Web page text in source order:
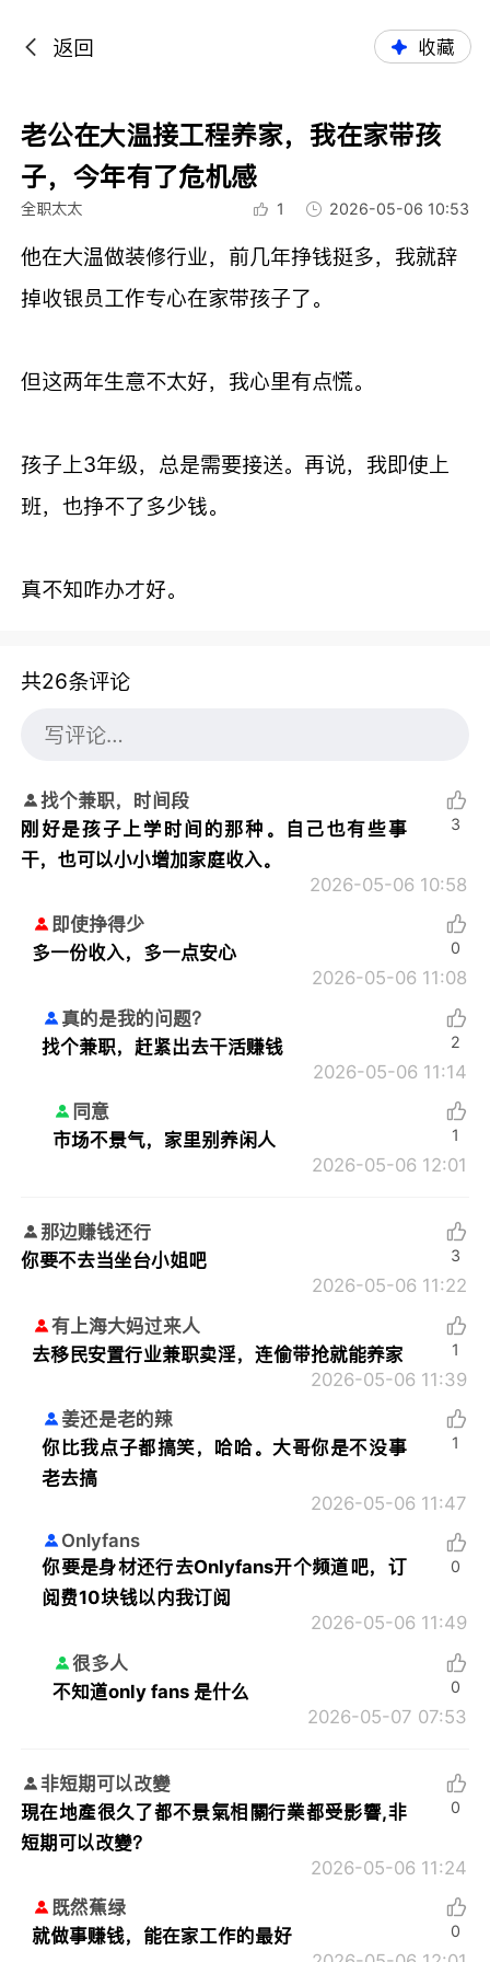
返回 收藏
老公在大温接工程养家，我在家带孩
子，今年有了危机感
全职太太 1 2026-05-06 10:53
他在大温做装修行业，前几年挣钱挺多，我就辞
掉收银员工作专心在家带孩子了。
但这两年生意不太好，我心里有点慌。
孩子上3年级，总是需要接送。再说，我即使上
班，也挣不了多少钱。
真不知咋办才好。
共26条评论
找个兼职，时间段
刚好是孩子上学时间的那种。自己也有些事
干，也可以小小增加家庭收入。
2026-05-06 10:58
3
即使挣得少
多一份收入，多一点安心
2026-05-06 11:08
0
真的是我的问题？
找个兼职，赶紧出去干活赚钱
2026-05-06 11:14
2
同意
市场不景气，家里别养闲人
2026-05-06 12:01
1
那边赚钱还行
你要不去当坐台小姐吧
2026-05-06 11:22
3
有上海大妈过来人
去移民安置行业兼职卖淫，连偷带抢就能养家
2026-05-06 11:39
1
姜还是老的辣
你比我点子都搞笑，哈哈。大哥你是不没事
老去搞
2026-05-06 11:47
1
Onlyfans
你要是身材还行去Onlyfans开个频道吧，订
阅费10块钱以内我订阅
2026-05-06 11:49
0
很多人
不知道only fans 是什么
2026-05-07 07:53
0
非短期可以改變
現在地產很久了都不景氣相關行業都受影響,非
短期可以改變？
2026-05-06 11:24
0
既然蕉绿
就做事赚钱，能在家工作的最好
0